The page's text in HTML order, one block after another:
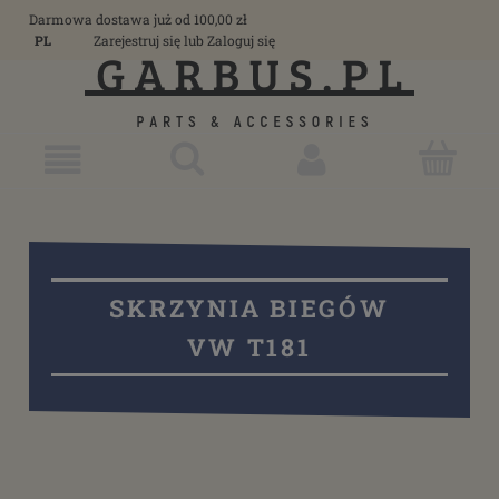
Darmowa dostawa już od 100,00 zł
PL
Zarejestruj sięlub Zaloguj się
SKRZYNIA BIEGÓW
VW T181